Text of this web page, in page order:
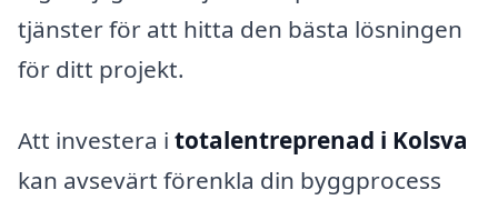
tjänster för att hitta den bästa lösningen
för ditt projekt.
Att investera i totalentreprenad i Kolsva
kan avsevärt förenkla din byggprocess